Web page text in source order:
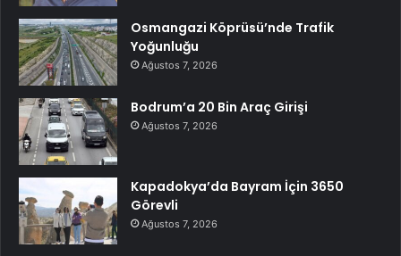
Osmangazi Köprüsü’nde Trafik
Yoğunluğu
Ağustos 7, 2026
Bodrum’a 20 Bin Araç Girişi
Ağustos 7, 2026
Kapadokya’da Bayram İçin 3650
Görevli
Ağustos 7, 2026